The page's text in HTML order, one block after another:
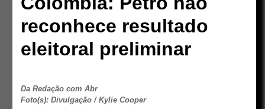
reconhece resultado
eleitoral preliminar
Da Redação com Abr
Foto(s): Divulgação / Kylie Cooper